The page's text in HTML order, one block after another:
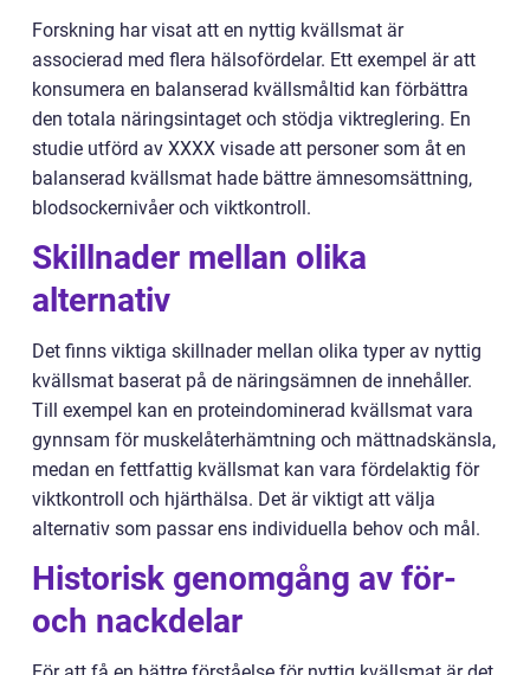
Forskning har visat att en nyttig kvällsmat är
associerad med flera hälsofördelar. Ett exempel är att
konsumera en balanserad kvällsmåltid kan förbättra
den totala näringsintaget och stödja viktreglering. En
studie utförd av XXXX visade att personer som åt en
balanserad kvällsmat hade bättre ämnesomsättning,
blodsockernivåer och viktkontroll.
Skillnader mellan olika
alternativ
Det finns viktiga skillnader mellan olika typer av nyttig
kvällsmat baserat på de näringsämnen de innehåller.
Till exempel kan en proteindominerad kvällsmat vara
gynnsam för muskelåterhämtning och mättnadskänsla,
medan en fettfattig kvällsmat kan vara fördelaktig för
viktkontroll och hjärthälsa. Det är viktigt att välja
alternativ som passar ens individuella behov och mål.
Historisk genomgång av för-
och nackdelar